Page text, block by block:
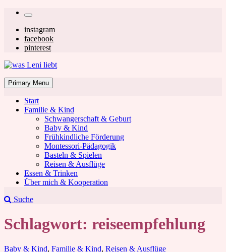
Skip
content
Secondary
left
navigation
Secondary
right
navigation
instagram
facebook
pinterest
was Leni liebt
Mom & Lifestyle Blog
Primary Menu
Start
Familie & Kind
Schwangerschaft & Geburt
Baby & Kind
Frühkindliche Förderung
Montessori-Pädagogik
Basteln & Spielen
Reisen & Ausflüge
Essen & Trinken
Über mich & Kooperation
Suche
Schlagwort: reiseempfehlung
Baby & Kind, Familie & Kind, Reisen & Ausflüge